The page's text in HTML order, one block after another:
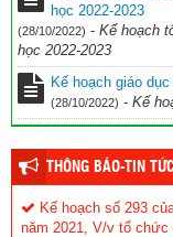
học 2022-2023
(28/10/2022) - Kế hoạch
học 2022-2023
Kế hoạch giáo
(28/10/2022) - Kế
THÔNG BÁO-TIN TỨC
Kế hoạch số 293
năm 2021, V/v tổ